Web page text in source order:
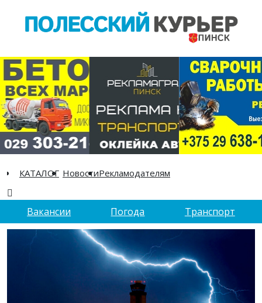
КАТАЛОГ НовостиРекламодателям
Вакансии Погода Транспорт